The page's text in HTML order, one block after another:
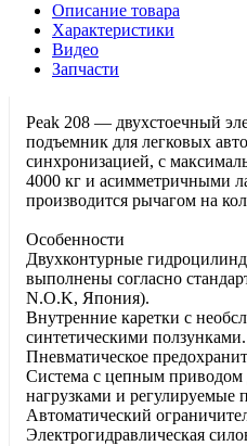
Описание товара
Характеристики
Видео
Запчасти
Peak 208 — двухстоечный
подъемник для легковых
синхронизацией, с
4000 кг и асимметричными
производится рычагом на
Особенности
Двухконтурные
выполнены согласно
N.O.K, Япония).
Внутренние каретки с
синтетическими ползунками.
Пневматическое
Система с цепным приводом
нагрузками и регулируемые
Автоматический
Электрогидравлическая